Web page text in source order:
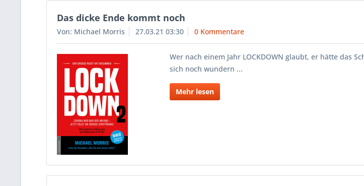
Das dicke Ende kommt noch
Von: Michael Morris 27.03.21 03:30 0 Kommentare
Wer nach einem Jahr LOCKDOWN glaubt, er hätte das
sich noch wundern ...
Mehr lesen